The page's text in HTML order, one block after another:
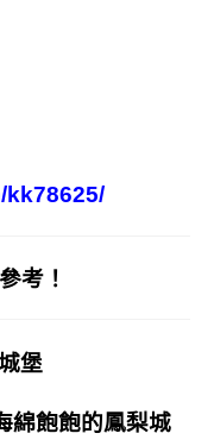
kk78625/
考！
堡
綿飽飽的鳳梨城